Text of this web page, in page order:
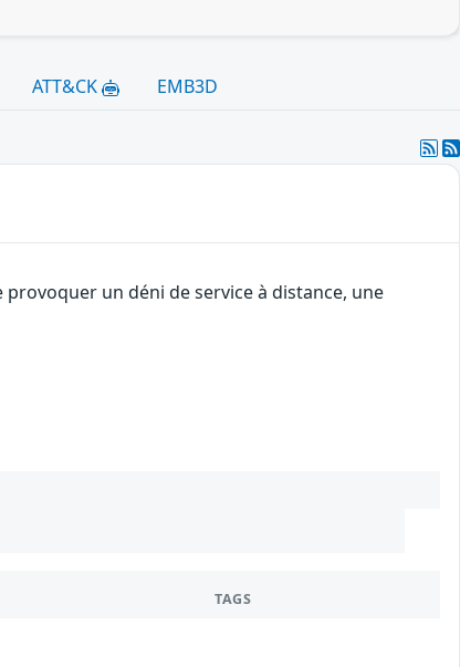
ATT&CK EMB3D
un déni de service à distance, une
TAGS